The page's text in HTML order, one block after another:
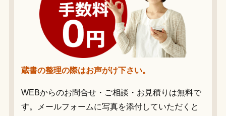
蔵書の整理の際はお声がけ下さい。
WEBからのお問合せ・ご相談・お見積りは無料で
す。メールフォームに写真を添付していただくと